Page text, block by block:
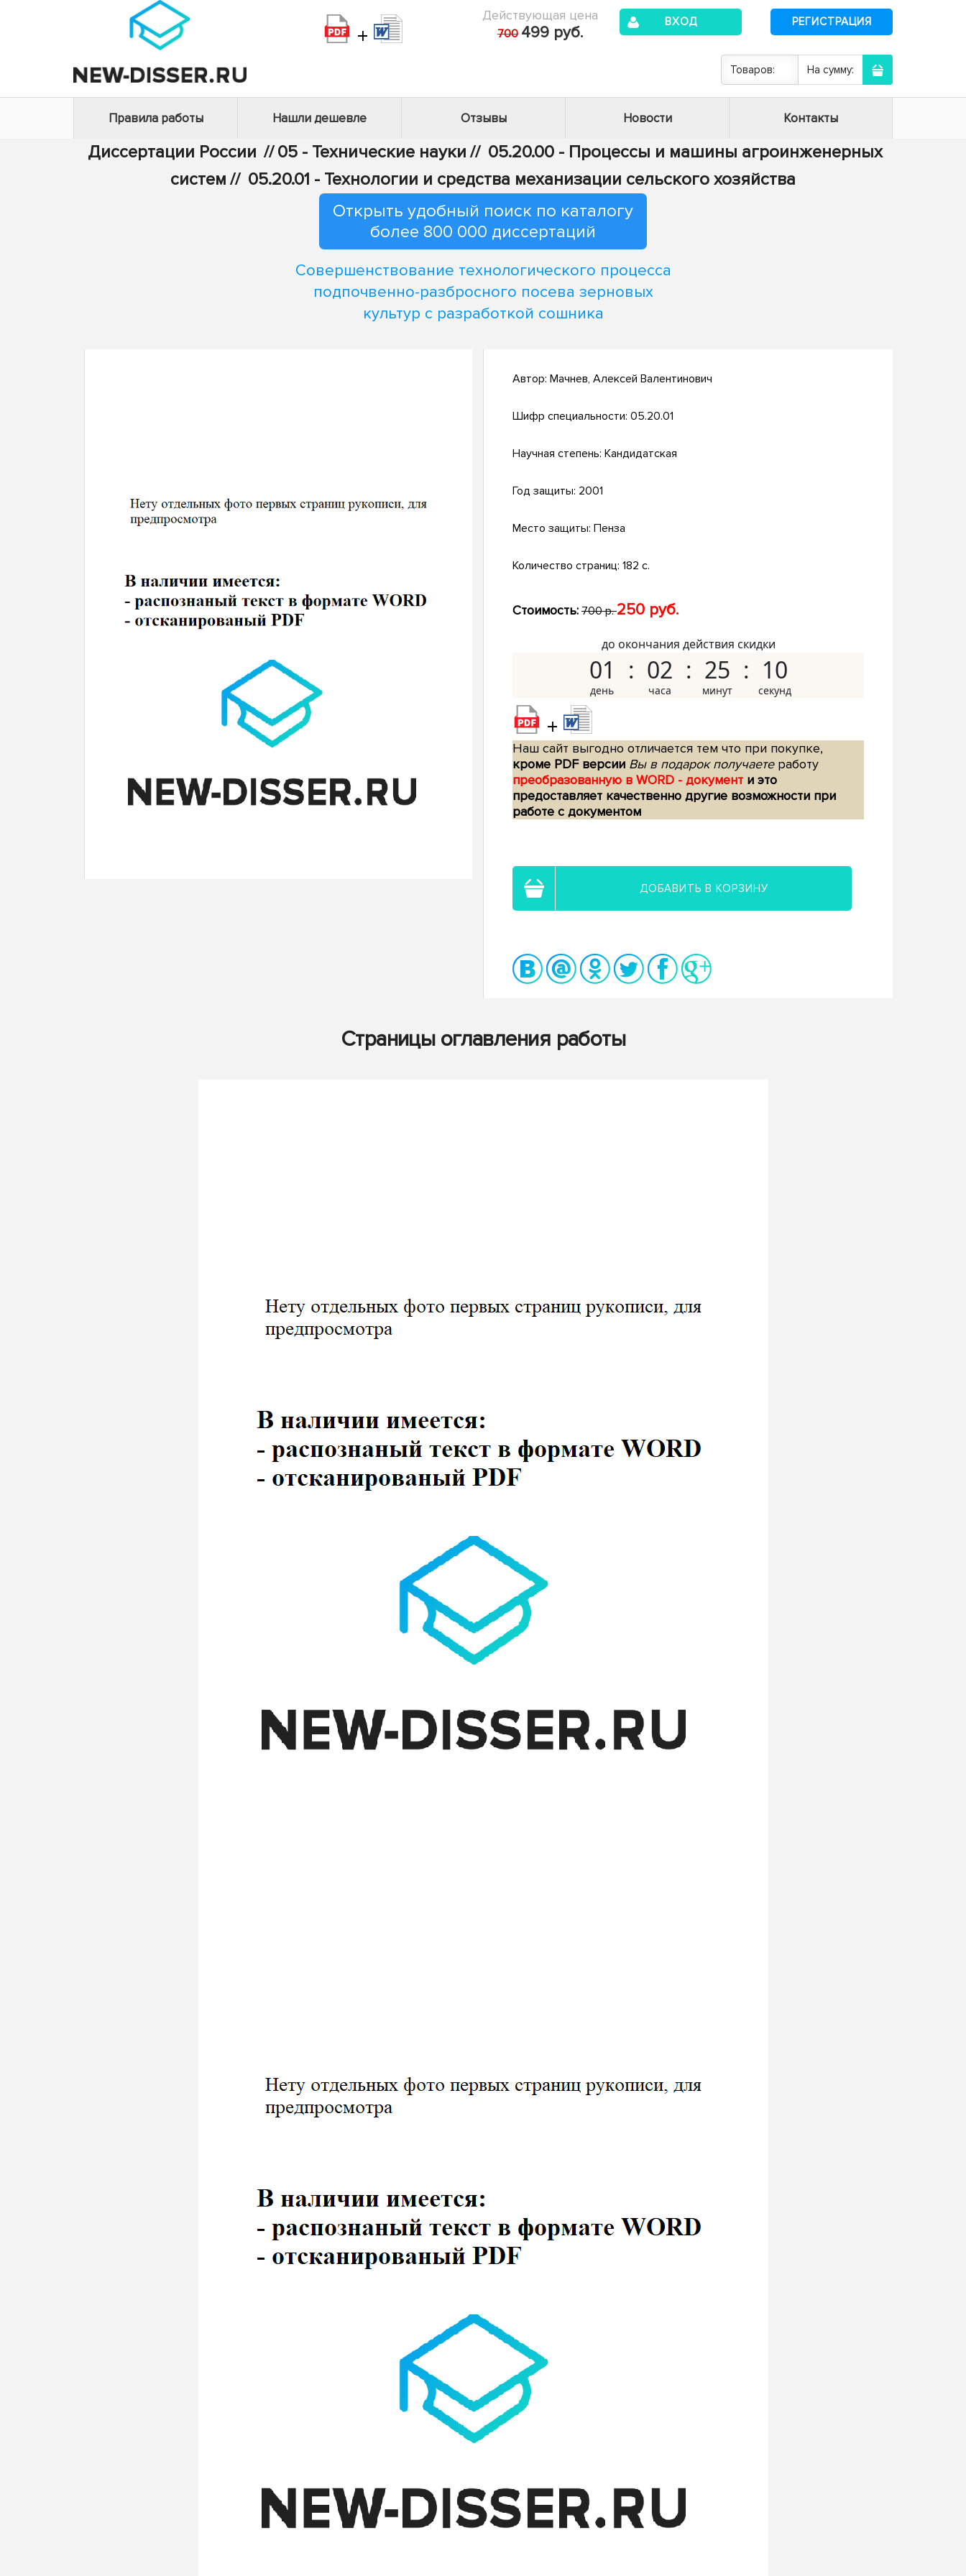
+
Действующая цена
700 499 руб.
ВХОД РЕГИСТРАЦИЯ
Товаров: На сумму:
Правила работы Нашли дешевле Отзывы Новости Контакты
Диссертации России // 05 - Технические науки // 05.20.00 - Процессы и машины агроинженерных
систем // 05.20.01 - Технологии и средства механизации сельского хозяйства
Открыть удобный поиск по каталогу
более 800 000 диссертаций
Совершенствование технологического процесса
подпочвенно-разбросного посева зерновых
культур с разработкой сошника
Автор: Мачнев, Алексей Валентинович
Шифр специальности: 05.20.01
Научная степень: Кандидатская
Год защиты: 2001
Место защиты: Пенза
Количество страниц: 182 с.
Стоимость: 700 р.250 руб.
до окончания действия скидки
01 02 25 09
+
Наш сайт выгодно отличается тем что при покупке,
кроме PDF версии Вы в подарок получаетеработу
преобразованную в WORD - документ и это
предоставляет качественно другие возможности при
работе с документом
ДОБАВИТЬ В КОРЗИНУ
Страницы оглавления работы